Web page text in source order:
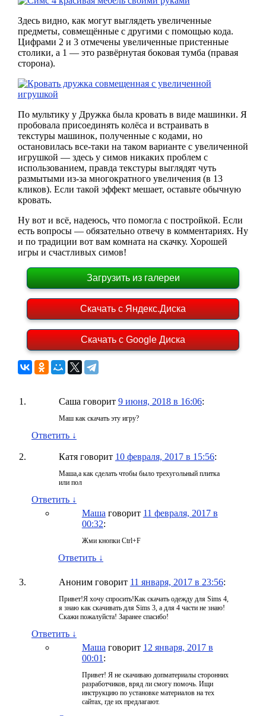
Здесь видно, как могут выглядеть увеличенные
предметы, совмещённые с другими с помощью кода.
Цифрами 2 и 3 отмечены увеличенные пристенные
столики, а 1 — это развёрнутая боковая тумба (правая
сторона).
По мультику у Дружка была кровать в виде машинки. Я
пробовала присоединять колёса и встраивать в
текстуры машинок, полученные с кодами, но
остановилась все-таки на таком варианте с увеличенной
игрушкой — здесь у симов никаких проблем с
использованием, правда текстуры выглядят чуть
размытыми из-за многократного увеличения (в 13
кликов). Если такой эффект мешает, оставьте обычную
кровать.
Ну вот и всё, надеюсь, что помогла с постройкой. Если
есть вопросы — обязательно отвечу в комментариях. Ну
и по традиции вот вам комната на скачку. Хорошей
игры и счастливых симов!
Загрузить из галереи
Скачать с Яндекс.Диска
Скачать с Google Диска
Саша говорит 9 июня, 2018 в 16:06:
Маш как скачать эту игру?
Ответить ↓
Катя говорит 10 февраля, 2017 в 15:56:
Маша,а как сделать чтобы было трехугольный плитка
или пол
Ответить ↓
Маша говорит 11 февраля, 2017 в
00:32:
Жми кнопки Ctrl+F
Ответить ↓
Аноним говорит 11 января, 2017 в 23:56:
Привет!Я хочу спросить!Как скачать одежду для Sims 4,
я знаю как скачивать для Sims 3, а для 4 части не знаю!
Скажи пожалуйста! Заранее спасибо!
Ответить ↓
Маша говорит 12 января, 2017 в
00:01 :
Привет! Я не скачиваю допматериалы сторонних
разработчиков, вряд ли смогу помочь. Ищи
инструкцию по установке материалов на тех
сайтах, где их предлагают.